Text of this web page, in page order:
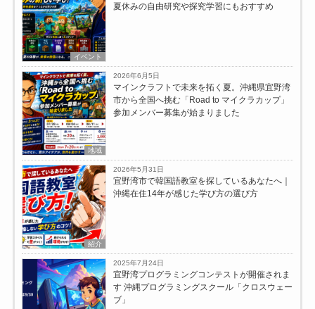
イベント
夏休みの自由研究や探究学習にもおすすめ
地域
2026年6月5日
マインクラフトで未来を拓く夏。沖縄県宜野湾
市から全国へ挑む「Road to マイクラカップ」
参加メンバー募集が始まりました
紹介
2026年5月31日
宜野湾市で韓国語教室を探しているあなたへ｜
沖縄在住14年が感じた学び方の選び方
2025年7月24日
宜野湾プログラミングコンテストが開催されま
す 沖縄プログラミングスクール「クロスウェー
ブ」